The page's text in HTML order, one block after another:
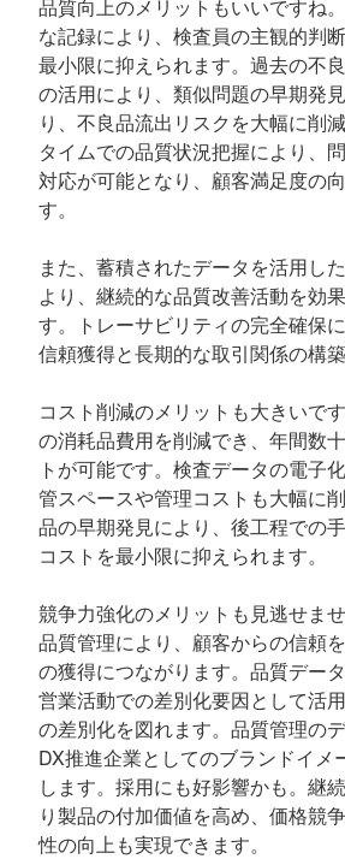
品質向上のメリットもいいですね
な記録により、検査員の主観的判
最小限に抑えられます。過去の不
の活用により、類似問題の早期発
り、不良品流出リスクを大幅に削
タイムでの品質状況把握により、
対応が可能となり、顧客満足度の
す。
また、蓄積されたデータを活用し
より、継続的な品質改善活動を効
す。トレーサビリティの完全確保
信頼獲得と長期的な取引関係の構
コスト削減のメリットも大きいで
の消耗品費用を削減でき、年間数
トが可能です。検査データの電子
管スペースや管理コストも大幅に
品の早期発見により、後工程での
コストを最小限に抑えられます。
競争力強化のメリットも見逃せま
品質管理により、顧客からの信頼
の獲得につながります。品質デー
営業活動での差別化要因として活
の差別化を図れます。品質管理の
DX推進企業としてのブランドイメ
します。採用にも好影響かも。継
り製品の付加価値を高め、価格競
性の向上も実現できます。